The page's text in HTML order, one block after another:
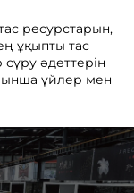
ресурстарын,
ұқыпты тас
әдеттерін
үйлер мен